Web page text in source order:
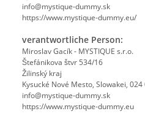
info@mystique-dummy.sk
https://www.mystique-dummy.eu/
verantwortliche Person:
Miroslav Gacík - MYSTIQUE s.r.o.
Štefánikova štvr 534/16
Žilinský kraj
Kysucké Nové Mesto, Slowakei, 024
info@mystique-dummy.sk
https://www.mystique-dummy.eu